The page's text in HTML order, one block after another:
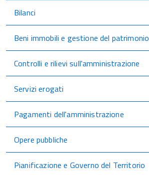
Bilanci
Beni immobili e gestione del patrimonio
Controlli e rilievi sull'amministrazione
Servizi erogati
Pagamenti dell'amministrazione
Opere pubbliche
Pianificazione e Governo del Territorio